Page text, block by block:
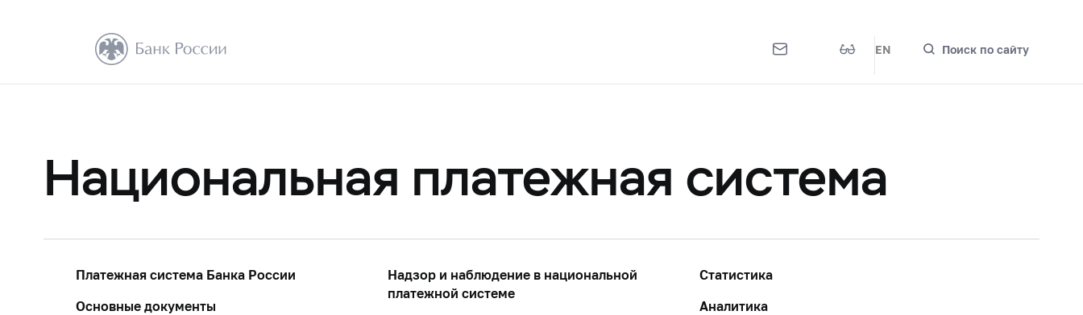
EN Поиск по сайту
Национальная платежная система
Платежная система Банка России
Основные документы
Надзор и наблюдение в национальной
платежной системе
Статистика
Аналитика